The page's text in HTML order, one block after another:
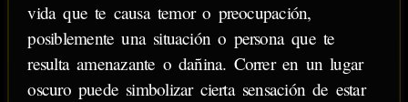
vida que te causa temor o preocupación,
posiblemente una situación o persona que te
resulta amenazante o dañina. Correr en un lugar
oscuro puede simbolizar cierta sensación de estar